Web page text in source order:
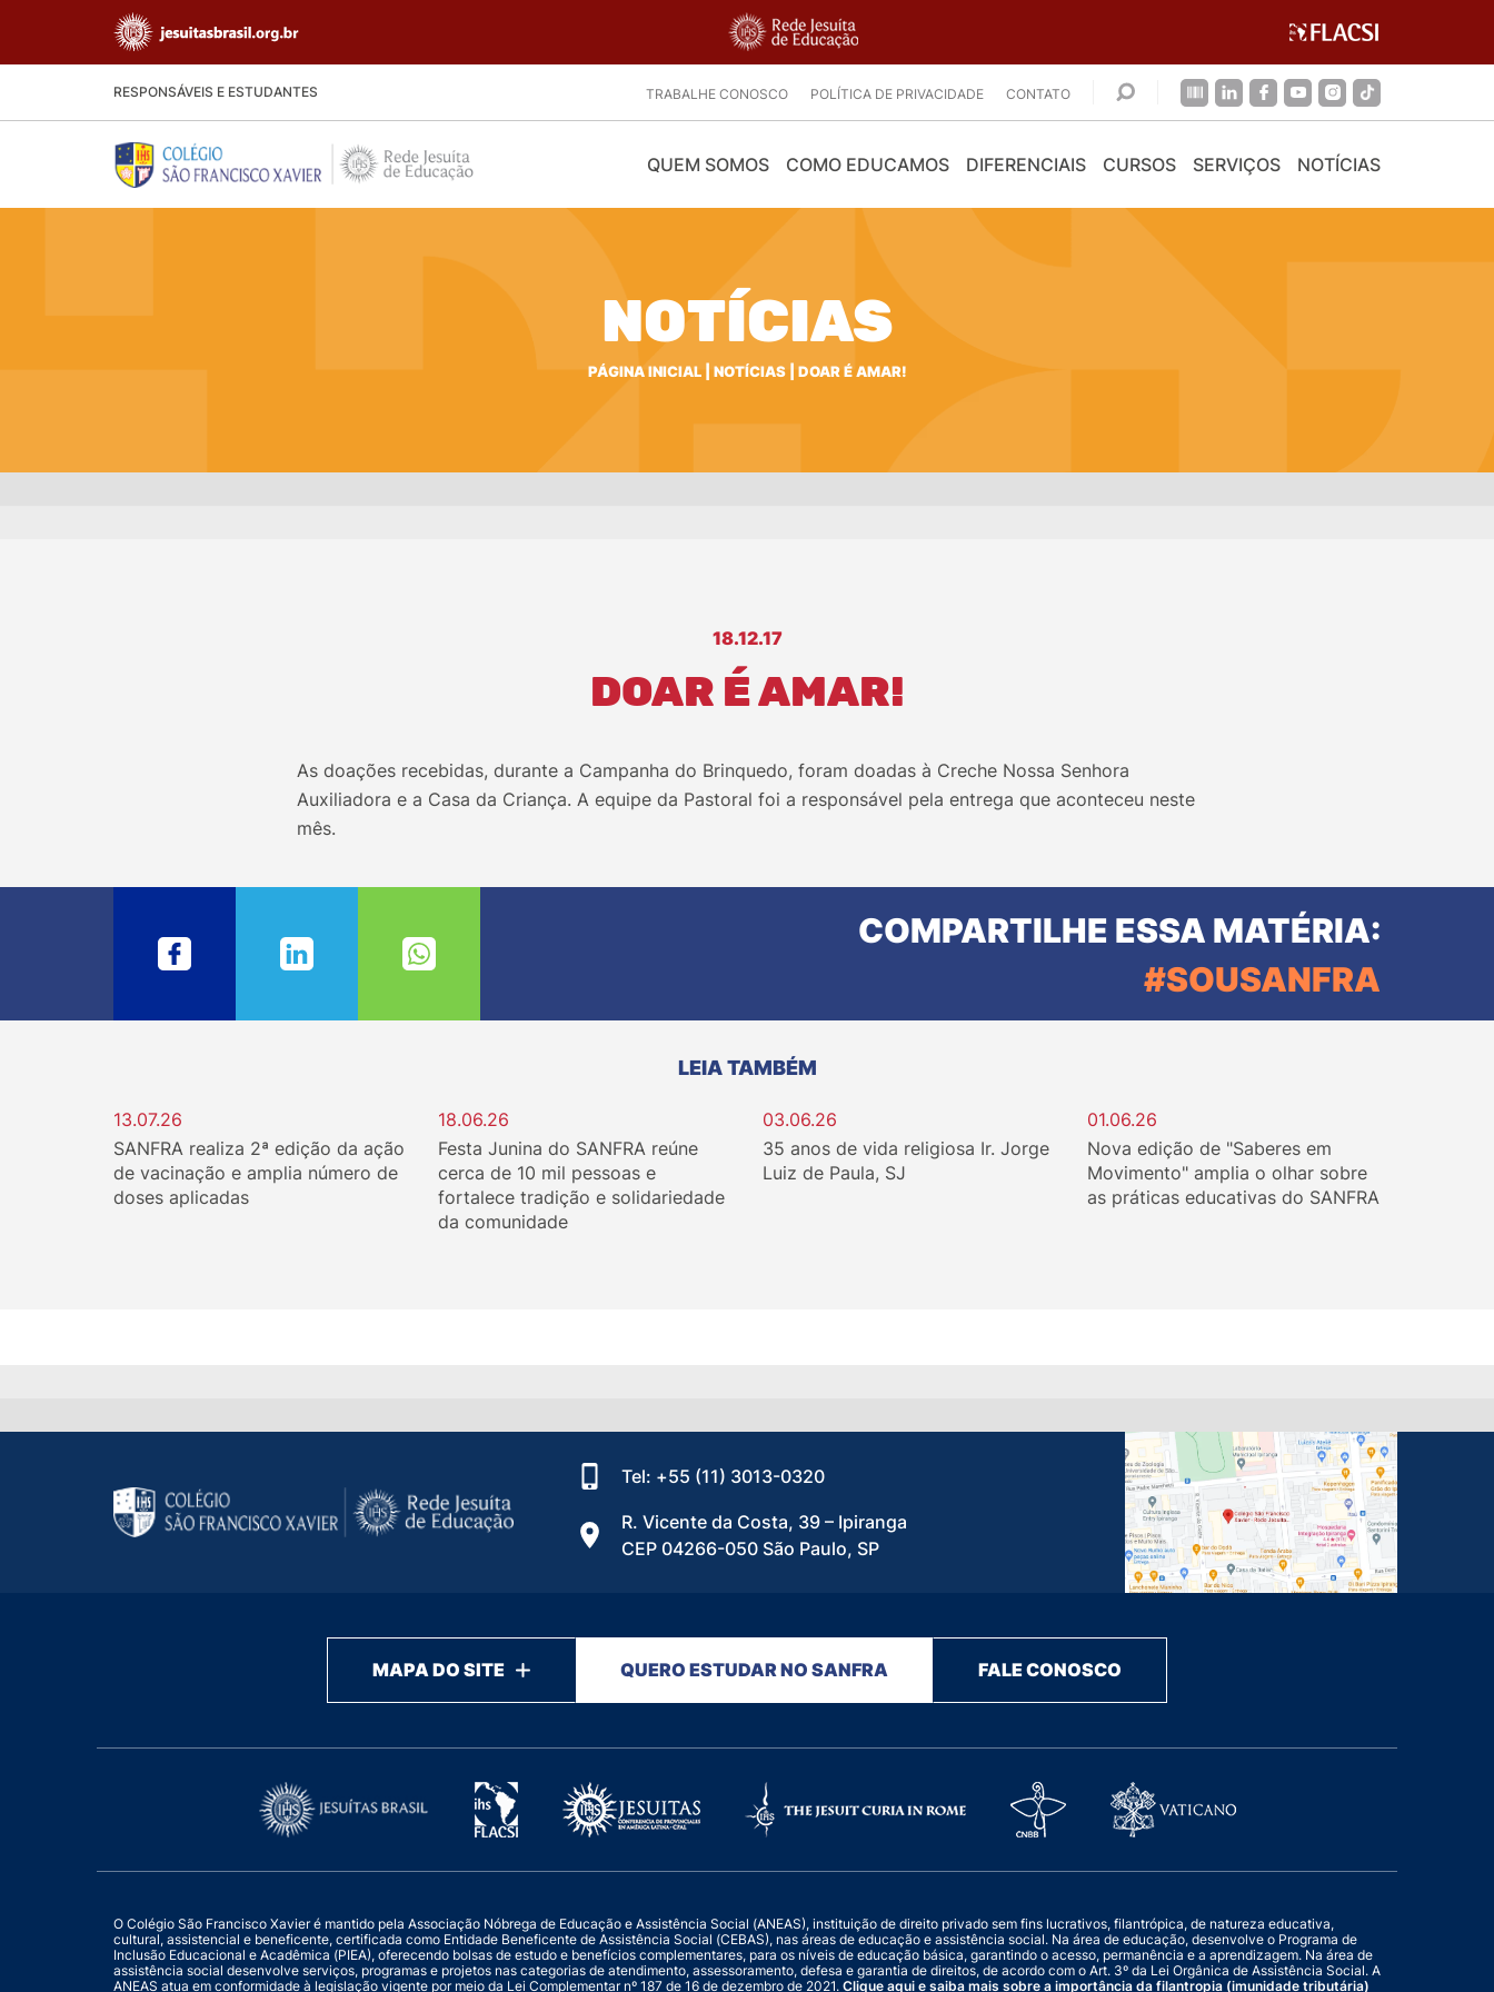
RESPONSÁVEIS E ESTUDANTES TRABALHE CONOSCO POLÍTICA DE PRIVACIDADE CONTATO
QUEM SOMOS COMO EDUCAMOS DIFERENCIAIS CURSOS SERVIÇOS NOTÍCIAS
NOTÍCIAS
PÁGINA INICIAL| NOTÍCIAS| DOAR É AMAR!
18.12.17
DOAR É AMAR!
As doações recebidas, durante a Campanha do Brinquedo, foram doadas à Creche Nossa Senhora
Auxiliadora e a Casa da Criança. A equipe da Pastoral foi a responsável pela entrega que aconteceu neste
mês.
COMPARTILHE ESSA MATÉRIA:
#SOUSANFRA
LEIA TAMBÉM
13.07.26
SANFRA realiza 2ª edição da ação
de vacinação e amplia número de
doses aplicadas
18.06.26
Festa Junina do SANFRA reúne
cerca de 10 mil pessoas e
fortalece tradição e solidariedade
da comunidade
03.06.26
35 anos de vida religiosa Ir. Jorge
Luiz de Paula, SJ
01.06.26
Nova edição de "Saberes em
Movimento" amplia o olhar sobre
as práticas educativas do SANFRA
Tel: +55 (11) 3013-0320
R. Vicente da Costa, 39 – Ipiranga
CEP 04266-050 São Paulo, SP
MAPA DO SITE QUERO ESTUDAR NO SANFRA FALE CONOSCO
O Colégio São Francisco Xavier é mantido pela Associação Nóbrega de Educação e Assistência Social (ANEAS), instituição de direito privado sem fins lucrativos, filantrópica, de natureza educativa,
cultural, assistencial e beneficente, certificada como Entidade Beneficente de Assistência Social (CEBAS), nas áreas de educação e assistência social. Na área de educação, desenvolve o Programa de
Inclusão Educacional e Acadêmica (PIEA), oferecendo bolsas de estudo e benefícios complementares, para os níveis de educação básica, garantindo o acesso, permanência e a aprendizagem. Na área de
assistência social desenvolve serviços, programas e projetos nas categorias de atendimento, assessoramento, defesa e garantia de direitos, de acordo com o Art. 3º da Lei Orgânica de Assistência Social. A
ANEAS atua em conformidade à legislação vigente por meio da Lei Complementar nº 187 de 16 de dezembro de 2021. Clique aqui e saiba mais sobre a importância da filantropia (imunidade tributária)